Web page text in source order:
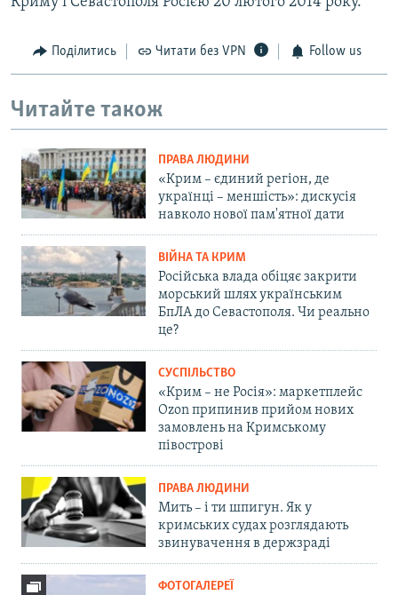
Поділитись Читати без VPN Follow us
Читайте також
ПРАВА ЛЮДИНИ
«Крим – єдиний регіон, де
українці – меншість»: дискусія
навколо нової пам'ятної дати
ВІЙНА ТА КРИМ
Російська влада обіцяє закрити
морський шлях українським
БпЛА до Севастополя. Чи реально
це?
СУСПІЛЬСТВО
«Крим – не Росія»: маркетплейс
Ozon припинив прийом нових
замовлень на Кримському
півострові
ПРАВА ЛЮДИНИ
Мить – і ти шпигун. Як у
кримських судах розглядають
звинувачення в держзраді
ФОТОГАЛЕРЕЇ